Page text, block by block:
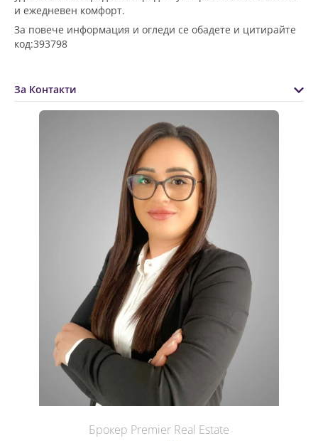
и ежедневен комфорт.
За повече информация и огледи се обадете и цитирайте
код:393798
За Контакти
Брокер Premier Real Estate